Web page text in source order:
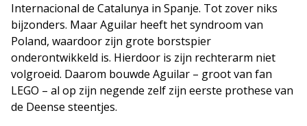
Internacional de Catalunya in Spanje. Tot zover niks
bijzonders. Maar Aguilar heeft het syndroom van
Poland, waardoor zijn grote borstspier
onderontwikkeld is. Hierdoor is zijn rechterarm niet
volgroeid. Daarom bouwde Aguilar – groot van fan
LEGO – al op zijn negende zelf zijn eerste prothese van
de Deense steentjes.